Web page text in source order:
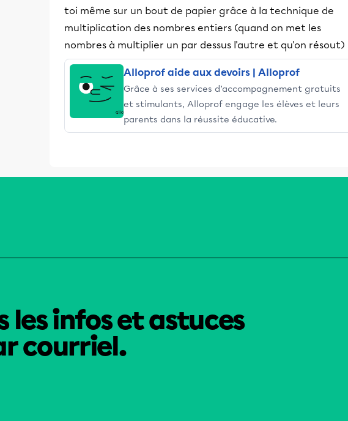
toi même sur un bout de papier grâce à la technique de
multiplication des nombres entiers (quand on met les
nombres à multiplier un par dessus l'autre et qu'on résout)
Alloprof aide aux devoirs | Alloprof
Grâce à ses services d’accompagnement gratuits
et stimulants, Alloprof engage les élèves et leurs
parents dans la réussite éducative.
les infos et astuces
courriel.